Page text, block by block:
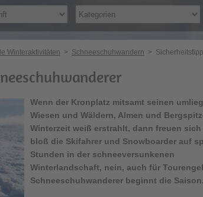
Winteraktivitäten > Schneeschuhwandern >
Wenn der Kronplatz mitsamt seinen
Wiesen und Wäldern, Almen und
Winterzeit weiß erstrahlt, dann freuen
bloß die Skifahrer und Snowboarder auf
Stunden in der schneeversunkenen
Winterlandschaft, nein, auch für
Schneeschuhwanderer beginnt die Saison.